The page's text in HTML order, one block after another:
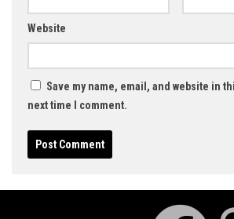
Website
Save my name, email, and website in
next time I comment.